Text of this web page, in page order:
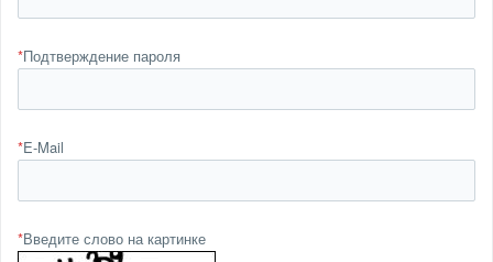
*Подтверждение пароля
*E-Mail
*Введите слово на картинке